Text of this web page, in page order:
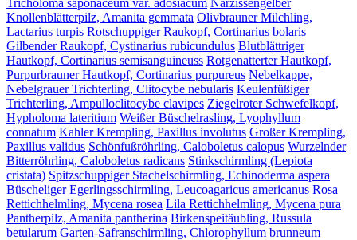
Tricholoma saponaceum var. adosiacum Narzissengelber
Knollenblätterpilz, Amanita gemmata Olivbrauner Milchling,
Lactarius turpis Rotschuppiger Raukopf, Cortinarius bolaris
Gilbender Raukopf, Cystinarius rubicundulus Blutblättriger
Hautkopf, Cortinarius semisanguineuss Rotgenatterter Hautkopf,
Purpurbrauner Hautkopf, Cortinarius purpureus Nebelkappe,
Nebelgrauer Trichterling, Clitocybe nebularis Keulenfüßiger
Trichterling, Ampulloclitocybe clavipes Ziegelroter Schwefelkopf,
Hypholoma lateritium Weißer Büschelrasling, Lyophyllum
connatum Kahler Krempling, Paxillus involutus Großer Krempling,
Paxillus validus Schönfußröhrling, Caloboletus calopus Wurzelnder
Bitterröhrling, Caloboletus radicans Stinkschirmling (Lepiota
cristata) Spitzschuppiger Stachelschirmling, Echinoderma aspera
Büscheliger Egerlingsschirmling, Leucoagaricus americanus Rosa
Rettichhelmling, Mycena rosea Lila Rettichhelmling, Mycena pura
Pantherpilz, Amanita pantherina Birkenspeitäubling, Russula
betularum Garten-Safranschirmling, Chlorophyllum brunneum